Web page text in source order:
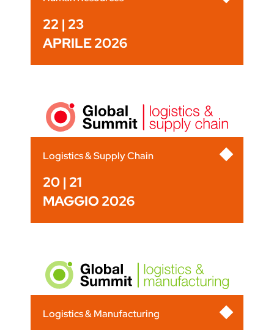
22 | 23
APRILE 2026
Logistics & Supply Chain
20 | 21
MAGGIO 2026
Logistics & Manufacturing